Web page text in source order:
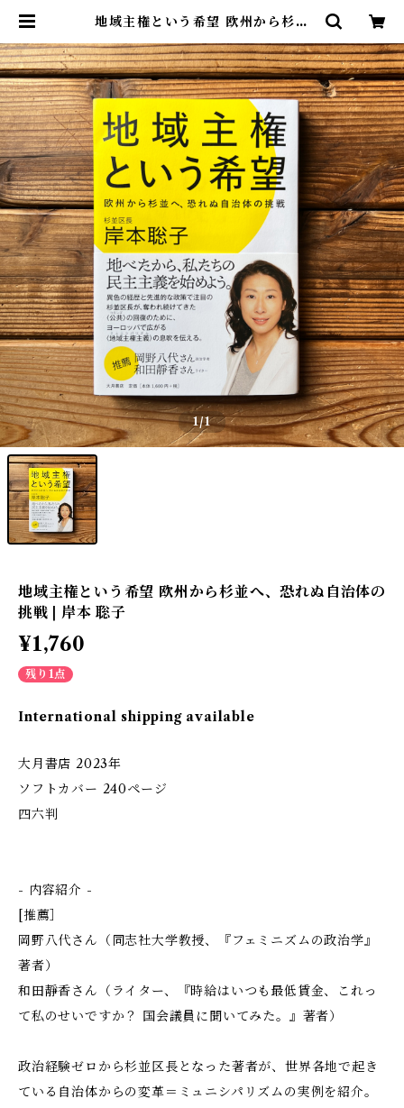
地域主権という希望 欧州から杉並
| 尾鷲市九鬼町 漁村の本屋 トンガ坂
文庫
1/1
地域主権という希望 欧州から杉並へ、恐れぬ自治体の
挑戦 | 岸本 聡子
¥1,760
残り1点
International shipping available
大月書店 2023年
ソフトカバー 240ページ
四六判
- 内容紹介 -
[推薦］
岡野八代さん（同志社大学教授、『フェミニズムの政治学』
著者）
和田靜香さん（ライター、『時給はいつも最低賃金、これっ
て私のせいですか？ 国会議員に聞いてみた。』著者）
政治経験ゼロから杉並区長となった著者が、世界各地で起き
ている自治体からの変革＝ミュニシパリズムの実例を紹介。